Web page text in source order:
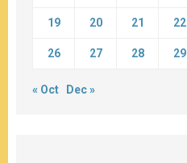
19 20 21 22
26 27 28 29
« Oct Dec »